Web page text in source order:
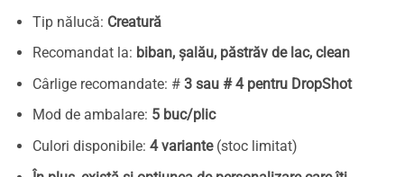
Tip nălucă: Creatură
Recomandat la: biban, șalău, păstrăv de lac, clean
Cârlige recomandate: #3 sau # 4 pentru DropShot
Mod de ambalare: 5 buc/plic
Culori disponibile: 4 variante(stoc limitat)